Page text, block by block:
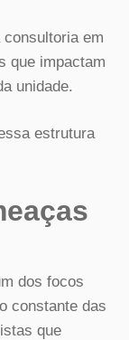
em
que impactam
unidade.
estrutura
dos focos
constante das
que